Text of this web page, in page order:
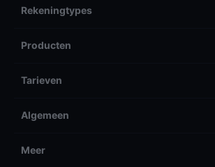
Rekeningtypes
Producten
Tarieven
Algemeen
Meer